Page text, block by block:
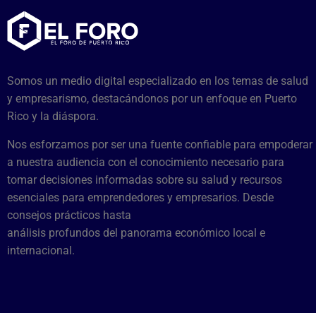
Somos un medio digital especializado en los temas de salud
y empresarismo, destacándonos por un enfoque en Puerto
Rico y la diáspora.
Nos esforzamos por ser una fuente confiable para empoderar
a nuestra audiencia con el conocimiento necesario para
tomar decisiones informadas sobre su salud y recursos
esenciales para emprendedores y empresarios. Desde
consejos prácticos hasta
análisis profundos del panorama económico local e
internacional.